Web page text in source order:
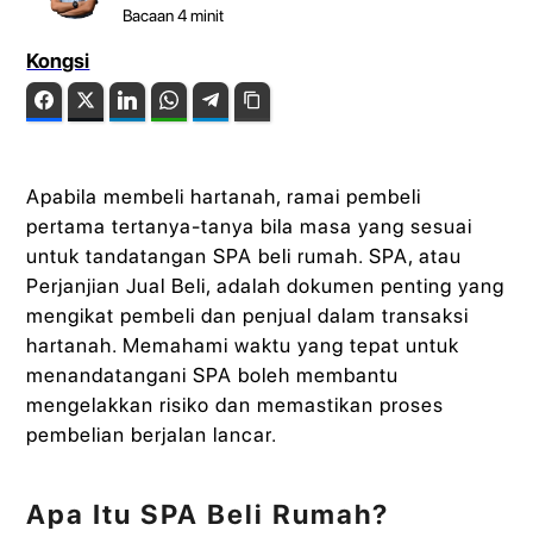
Bacaan4minit
Kongsi
FacebookTwitter LinkedIn WhatsAppTelegram
Apabila membeli hartanah, ramai pembeli
pertama tertanya-tanya bila masa yang sesuai
untuk tandatangan SPA beli rumah. SPA, atau
Perjanjian Jual Beli, adalah dokumen penting yang
mengikat pembeli dan penjual dalam transaksi
hartanah. Memahami waktu yang tepat untuk
menandatangani SPA boleh membantu
mengelakkan risiko dan memastikan proses
pembelian berjalan lancar.
Apa Itu SPA Beli Rumah?